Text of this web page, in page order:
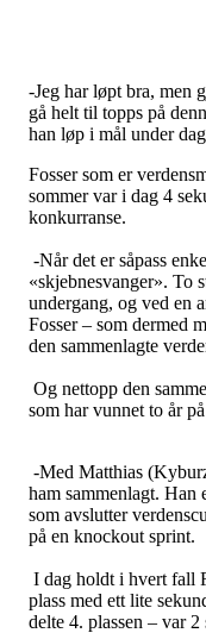
-Jeg har løpt bra, men
gå helt til topps på
han løp i mål under
Fosser som er
sommer var i dag 4
konkurranse.
-Når det er såpass
«skjebnesvanger». To
undergang, og ved en
Fosser – som dermed
den sammenlagte
Og nettopp den
som har vunnet to år
-Med Matthias
ham sammenlagt. Han
som avslutter
på en knockout sprint.
I dag holdt i hvert fall
plass med ett lite
delte 4. plassen – var